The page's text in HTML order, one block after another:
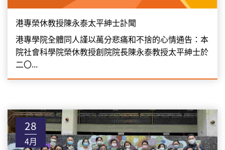
港專榮休教授陳永泰太平紳士訃聞
港專學院全體同人謹以萬分悲痛和不捨的心情通告：本
院社會科學院榮休教授創院院長陳永泰教授太平紳士於
二〇...
28
4月